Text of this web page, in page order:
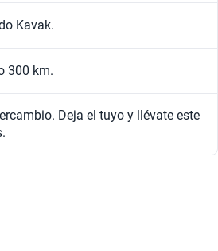
Kavak.
300 km.
Deja el tuyo y llévate este